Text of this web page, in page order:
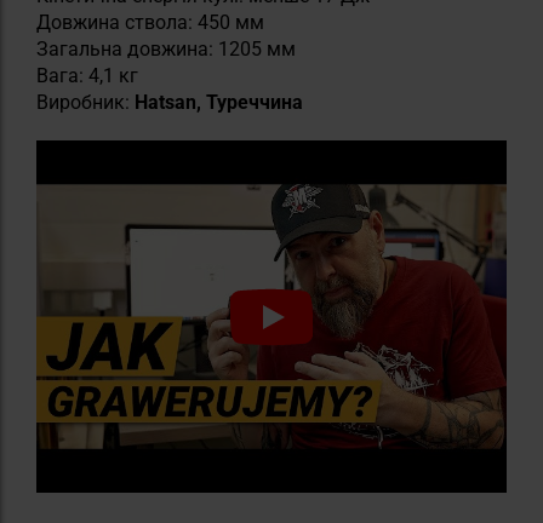
Довжина ствола: 450 мм
Загальна довжина: 1205 мм
Вага: 4,1 кг
Виробник: Hatsan, Туреччина